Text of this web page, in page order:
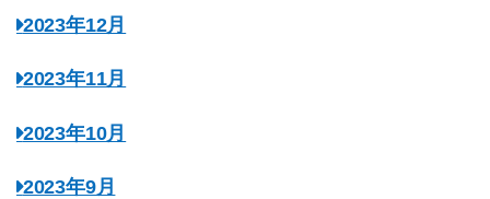
2023年12月
2023年11月
2023年10月
2023年9月